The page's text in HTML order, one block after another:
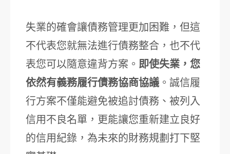
失業的確會讓債務管理更加困難，但這
不代表您就無法進行債務整合，也不代
表您可以隨意違背方案。 即使失業，您
依然有義務履行債務協商協議 。誠信履
行方案不僅能避免被追討債務、被列入
信用不良名單，更能讓您重新建立良好
的信用紀錄，為未來的財務規劃打下堅